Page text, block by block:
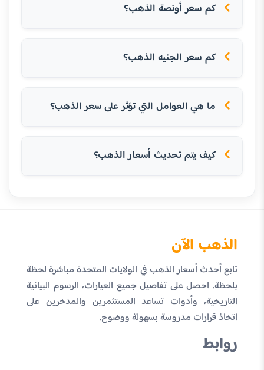
كم سعر أونصة الذهب؟
كم سعر الجنيه الذهب؟
ما هي العوامل التي تؤثر على سعر الذهب؟
كيف يتم تحديث أسعار الذهب؟
الذهب الآن
تابع أحدث أسعار الذهب في الولايات المتحدة مباشرة لحظة
بلحظة. احصل على تفاصيل جميع العيارات، الرسوم البيانية
التاريخية، وأدوات تساعد المستثمرين والمدخرين على
اتخاذ قرارات مدروسة بسهولة ووضوح.
روابط